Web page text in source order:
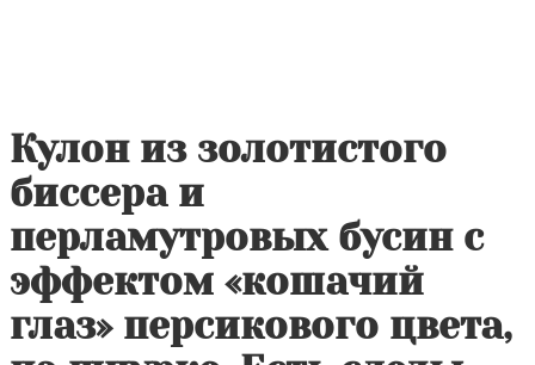
Кулон из золотистого
биссера и
перламутровых бусин с
эффектом «кошачий
глаз» персикового цвета,